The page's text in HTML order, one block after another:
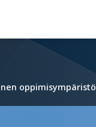
oppimisympäristö